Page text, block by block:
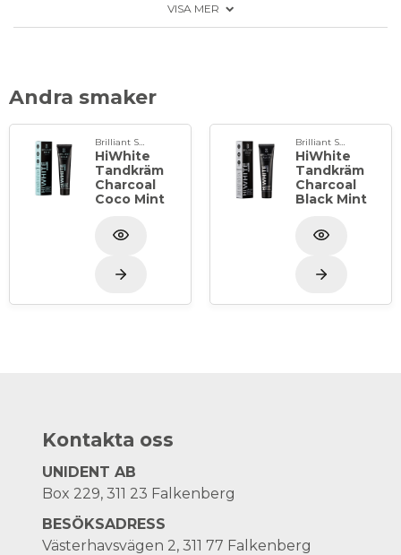
Tandkrämen fungerar extra bra mot kaffefläckar
Rekommenderas ej till barn under 6 år.
Förpackning 12 x 65 ml i tub
VISA MER
Andra smaker
Brilliant Smile
HiWhite
Tandkräm
Charcoal
Coco Mint
Brilliant Smile
HiWhite
Tandkräm
Charcoal
Black Mint
Kontakta oss
UNIDENT AB
Box 229, 311 23 Falkenberg
BESÖKSADRESS
Västerhavsvägen 2, 311 77 Falkenberg